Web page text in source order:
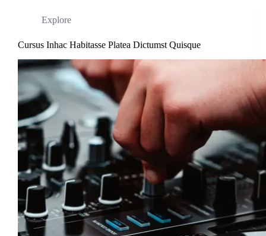
Explore
Cursus Inhac Habitasse Platea Dictumst Quisque